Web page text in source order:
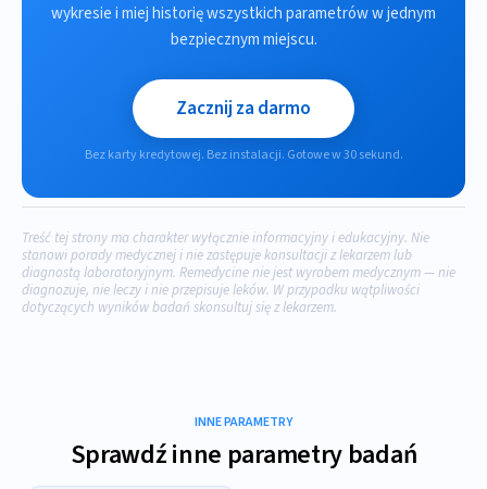
wykresie i miej historię wszystkich parametrów w jednym
bezpiecznym miejscu.
Zacznij za darmo
Bez karty kredytowej. Bez instalacji. Gotowe w 30 sekund.
Treść tej strony ma charakter wyłącznie informacyjny i edukacyjny. Nie
stanowi porady medycznej i nie zastępuje konsultacji z lekarzem lub
diagnostą laboratoryjnym. Remedycine nie jest wyrobem medycznym — nie
diagnozuje, nie leczy i nie przepisuje leków. W przypadku wątpliwości
dotyczących wyników badań skonsultuj się z lekarzem.
INNE PARAMETRY
Sprawdź inne parametry badań